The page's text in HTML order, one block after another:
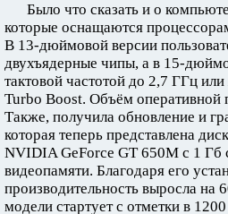
Было что сказать и о
которые оснащаются
В 13-дюймовой версии
двухъядерные чипы, а в 15-
тактовой частотой до 2,7 ГГц
Turbo Boost. Объём оперативной
Также, получила обновление и
которая теперь представлена
NVIDIA GeForce GT 650M с 1 Гб
видеопамяти. Благодаря его
производительность выросла
модели стартует с отметки в